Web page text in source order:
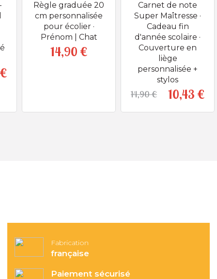
Prix
Prix de base
Règle graduée 20
cm personnalisée
pour écolier ·
Prénom | Chat
Prix
14,90 €
Carnet de note
Super Maîtresse ·
Cadeau fin
d'année scolaire ·
Couverture en
liège
personnalisée +
stylos
10,43 €
14,90 €
Fabrication
française
Paiement sécurisé